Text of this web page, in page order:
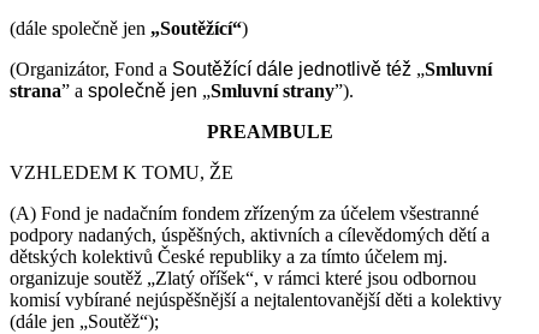
(dále společně jen „Soutěžící“)
(Organizátor, Fond a Soutěžící dále jednotlivě též „Smluvní
strana” a společně jen „Smluvní strany”).
PREAMBULE
VZHLEDEM K TOMU, ŽE
(A) Fond je nadačním fondem zřízeným za účelem všestranné
podpory nadaných, úspěšných, aktivních a cílevědomých dětí a
dětských kolektivů České republiky a za tímto účelem mj.
organizuje soutěž „Zlatý oříšek“, v rámci které jsou odbornou
komisí vybírané nejúspěšnější a nejtalentovanější děti a kolektivy
(dále jen „Soutěž“);